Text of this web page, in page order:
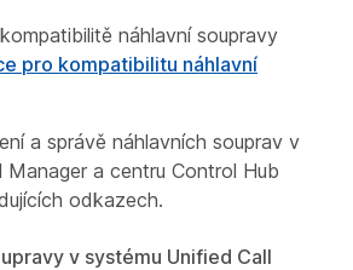
náhlavní soupravy
pro kompatibilitu náhlavní
a správě náhlavních souprav v
Manager a centru Control Hub
odkazech.
v systému Unified Call